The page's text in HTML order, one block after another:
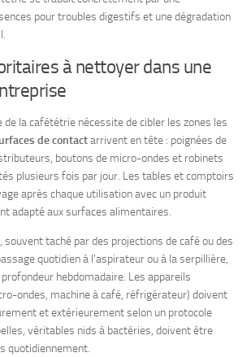
pour troubles digestifs et une dégradation
à nettoyer dans une
la cafététrie nécessite de cibler les zones les
de contactarrivent en tête : poignées de
boutons de micro-ondes et robinets
plusieurs fois par jour. Les tables et comptoirs
après chaque utilisation avec un produit
adapté aux surfaces alimentaires.
souvent taché par des projections de café ou des
quotidien à l’aspirateur ou à la serpillière,
hebdomadaire. Les appareils
ondes, machine à café, réfrigérateur) doivent
et extérieurement selon un protocole
véritables nids à bactéries, doivent être
quotidiennement.